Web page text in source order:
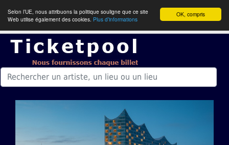
OK, compris
Selon l’UE, nous attribuons la politique souligne que ce site
Web utilise également des cookies. Plus d’informations